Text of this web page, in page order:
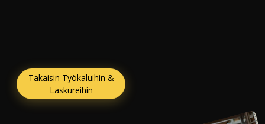
Takaisin Työkaluihin &
Laskureihin